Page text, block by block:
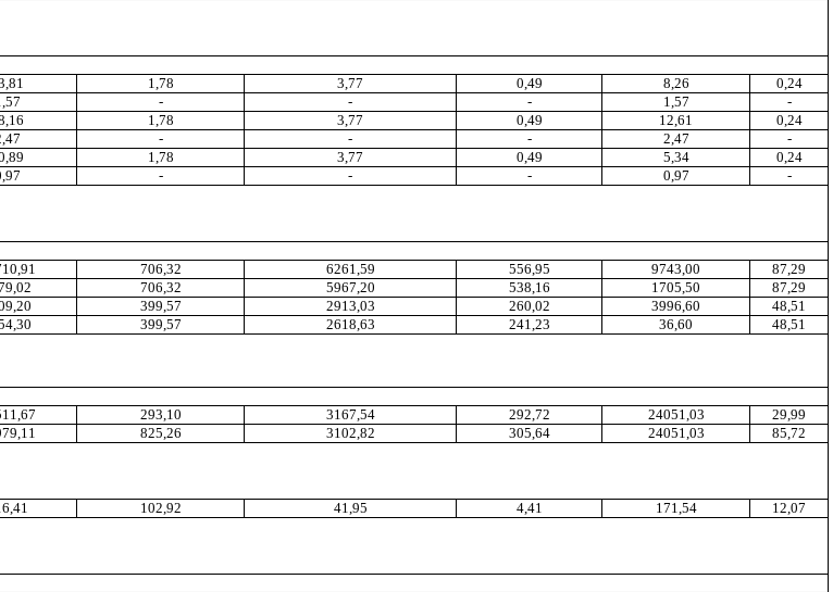
1,78 3,77 0,49 8,26
0,24
- - - 1,57
-
,16 1,78 3,77 0,49 12,61
0,24
- - - 2,47
-
,89 1,78 3,77 0,49 5,34
0,24
,97 - - - 0,97
-
706,32 6261,59 556,95 9743,00
87,29
706,32 5967,20 538,16 1705,50 87,29
399,57 2913,03 260,02 3996,60 48,51
399,57 2618,63 241,23 36,60 48,51
293,10 3167,54 292,72 24051,03 29,99
825,26 3102,82 305,64 24051,03
85,72
,41 102,92 41,95 4,41 171,54 12,07